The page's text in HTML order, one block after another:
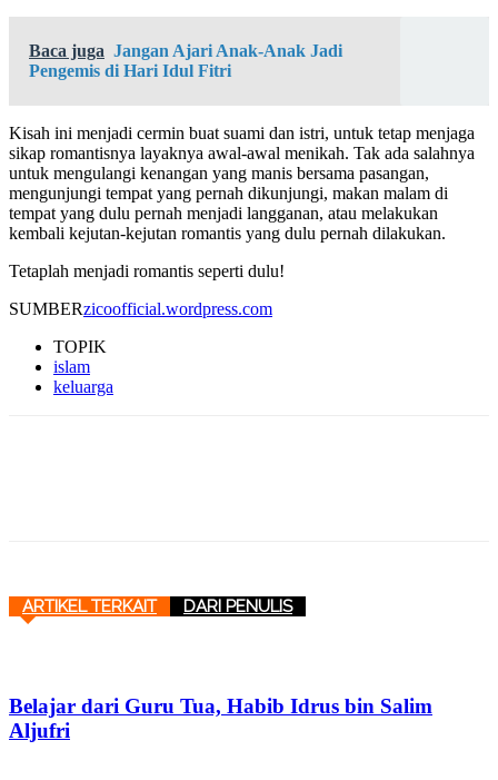
Baca juga Jangan Ajari Anak-Anak Jadi
Pengemis di Hari Idul Fitri
Kisah ini menjadi cermin buat suami dan istri, untuk tetap menjaga
sikap romantisnya layaknya awal-awal menikah. Tak ada salahnya
untuk mengulangi kenangan yang manis bersama pasangan,
mengunjungi tempat yang pernah dikunjungi, makan malam di
tempat yang dulu pernah menjadi langganan, atau melakukan
kembali kejutan-kejutan romantis yang dulu pernah dilakukan.
Tetaplah menjadi romantis seperti dulu!
SUMBERzicoofficial.wordpress.com
TOPIK
islam
keluarga
ARTIKEL TERKAIT DARI PENULIS
Belajar dari Guru Tua, Habib Idrus bin Salim
Aljufri